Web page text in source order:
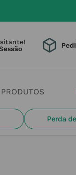
Perda